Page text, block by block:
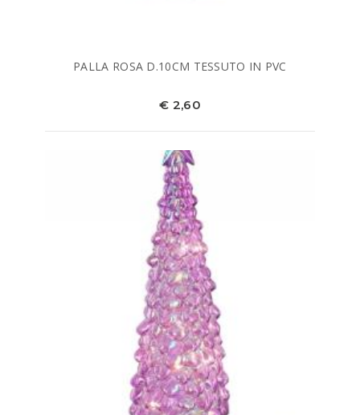
PALLA ROSA D.10CM TESSUTO IN PVC
€ 2,60